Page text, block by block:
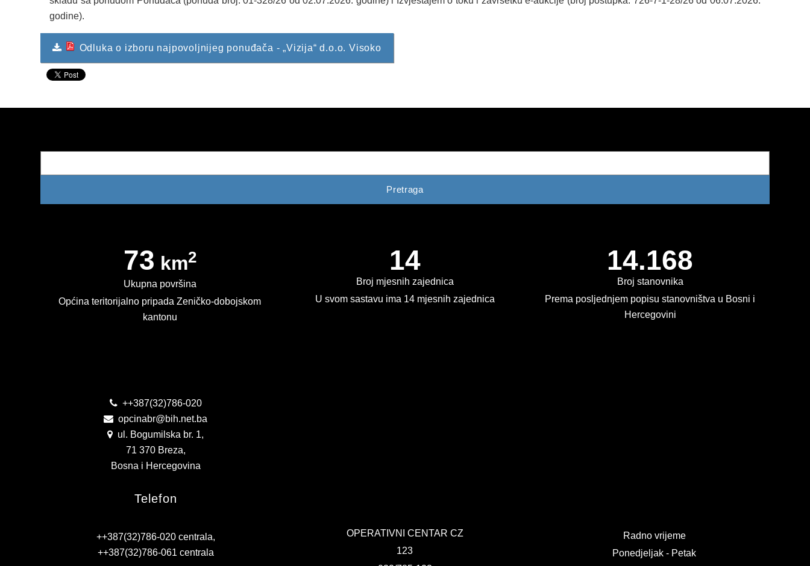
godine).
Odluka o izboru najpovoljnijeg ponuđača - „Vizija“ d.o.o. Visoko
73 km2
Ukupna površina
Općina teritorijalno pripada Zeničko-dobojskom
kantonu
14
Broj mjesnih zajednica
U svom sastavu ima 14 mjesnih zajednica
14.168
Broj stanovnika
Prema posljednjem popisu stanovništva u Bosni i
Hercegovini
++387(32)786-020
opcinabr@bih.net.ba
ul. Bogumilska br. 1,
71 370 Breza,
Bosna i Hercegovina
Telefon
++387(32)786-020 centrala,
++387(32)786-061 centrala
OPERATIVNI CENTAR CZ
123
Radno vrijeme
Ponedjeljak - Petak